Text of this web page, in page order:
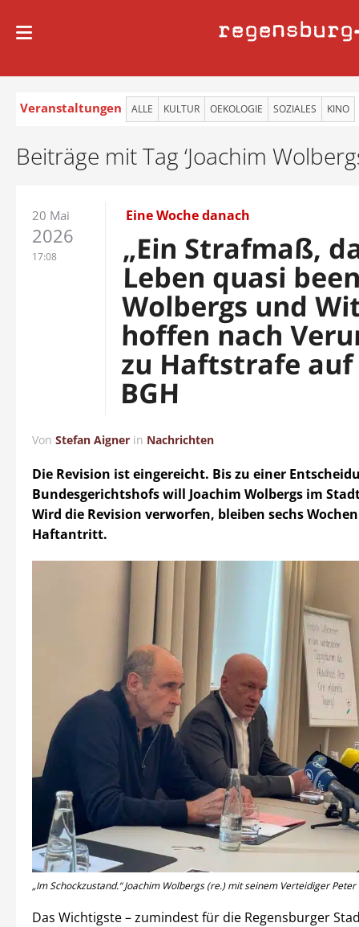
regensburg
Veranstaltungen ALLE KULTUR OEKOLOGIE SOZIALES KINO
Beiträge mit Tag ‘Joachim
20 Mai
2026
17:08
Eine Woche danach
„Ein Strafmaß,
Leben quasi
Wolbergs und
hoffen nach
zu Haftstrafe
BGH
Von Stefan Aigner in Nachrichten
Die Revision ist eingereicht. Bis zu einer
Bundesgerichtshofs will Joachim Wolbergs im
Wird die Revision verworfen, bleiben sechs
Haftantritt.
„Im Schockzustand.“ Joachim Wolbergs (re.) mit seinem Verteidiger
Das Wichtigste – zumindest für die Regensburger